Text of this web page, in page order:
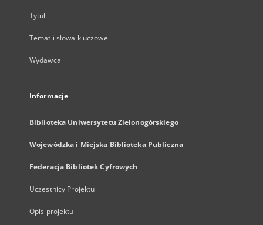
Tytuł
Temat i słowa kluczowe
Wydawca
Informacje
Biblioteka Uniwersytetu Zielonogórskiego
Wojewódzka i Miejska Biblioteka Publiczna
Federacja Bibliotek Cyfrowych
Uczestnicy Projektu
Opis projektu